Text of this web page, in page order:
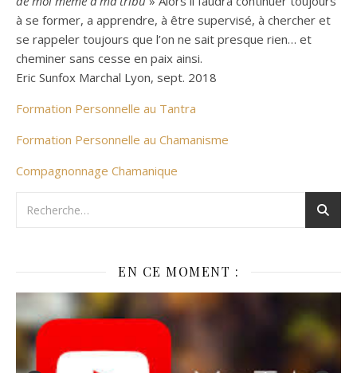
à se former, a apprendre, à être supervisé, à chercher et
se rappeler toujours que l’on ne sait presque rien… et
cheminer sans cesse en paix ainsi.
Eric Sunfox Marchal Lyon, sept. 2018
Formation Personnelle au Tantra
Formation Personnelle au Chamanisme
Compagnonnage Chamanique
EN CE MOMENT :